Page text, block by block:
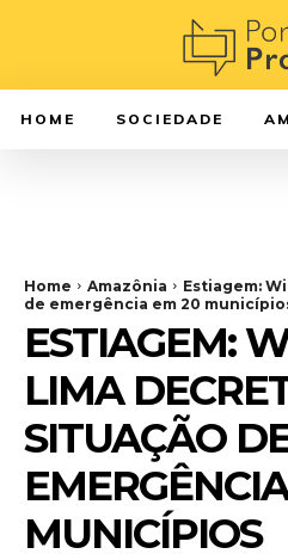
HOME SOCIEDADE
Home Amazônia
Estiagem:
de emergência em 20
ESTIAGEM:
LIMA
SITUAÇÃO
MUNICÍPIOS